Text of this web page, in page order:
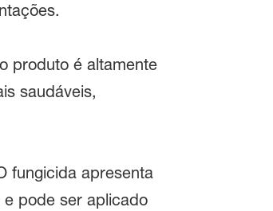
produto é altamente
saudáveis,
fungicida apresenta
pode ser aplicado